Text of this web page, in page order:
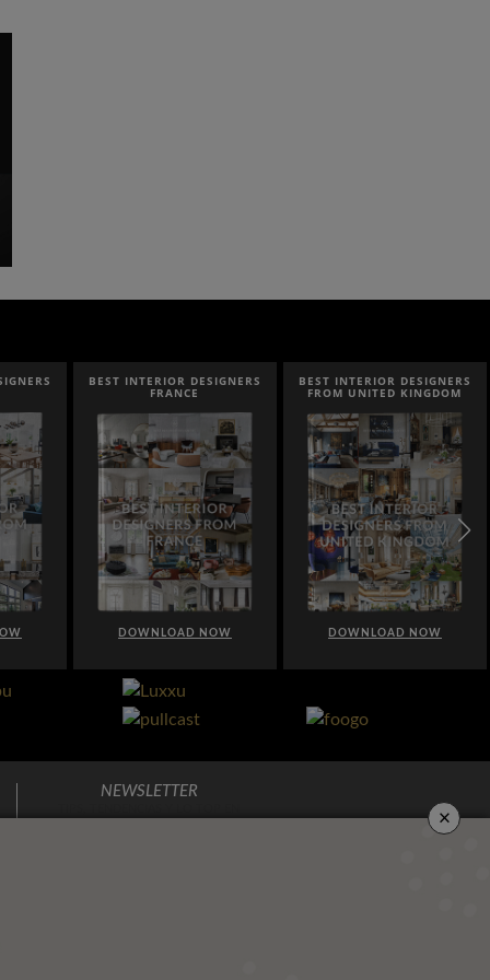
BEST INTERIOR DESIGNERS
FROM UNITED KINGDOM
DOWNLOAD NOW
BEST INTERIOR DESIGNERS
ITALY
DOWNLOAD NOW
NEWSLETTER
×